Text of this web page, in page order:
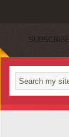
SUBSCRIBE